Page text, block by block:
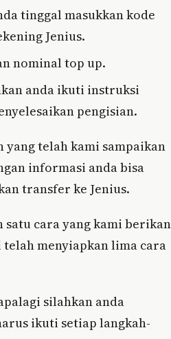
tinggal masukkan kode
Jenius.
nominal top up.
anda ikuti instruksi
pengisian.
yang telah kami sampaikan
informasi anda bisa
transfer ke Jenius.
cara yang kami berikan
telah menyiapkan lima cara
silahkan anda
ikuti setiap langkah-